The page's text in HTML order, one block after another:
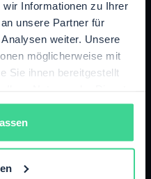
Informationen zu Ihrer
unsere Partner für
weiter. Unsere
möglicherweise mit
Sie ihnen bereitgestellt
für dein
oder kündigen.
/ Monat